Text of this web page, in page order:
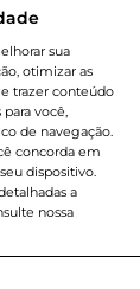
Goiás (GO)
Ou
online,
para as
Copyright.
reservados
sua
otimizar as
trazer conteúdo
você,
de navegação.
concorda em
dispositivo.
a
nossa